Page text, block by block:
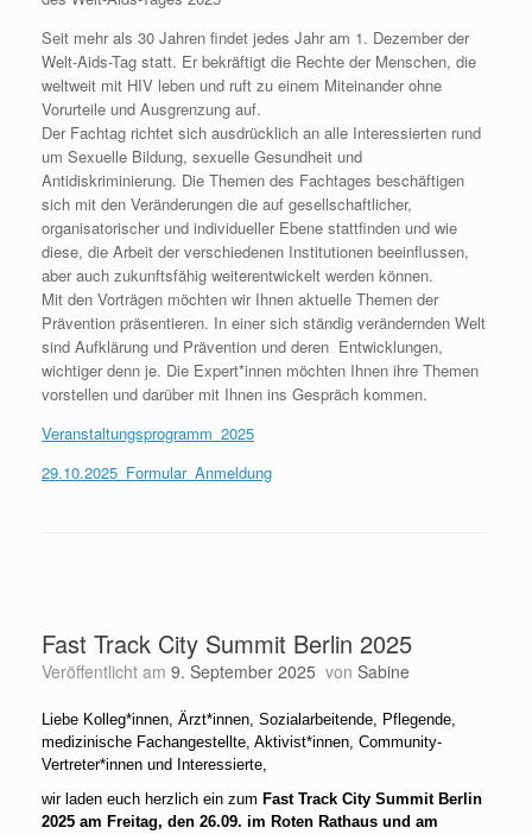
Seit mehr als 30 Jahren findet jedes Jahr am 1. Dezember der
Welt-Aids-Tag statt. Er bekräftigt die Rechte der Menschen, die
weltweit mit HIV leben und ruft zu einem Miteinander ohne
Vorurteile und Ausgrenzung auf.
Der Fachtag richtet sich ausdrücklich an alle Interessierten rund
um Sexuelle Bildung, sexuelle Gesundheit und
Antidiskriminierung. Die Themen des Fachtages beschäftigen
sich mit den Veränderungen die auf gesellschaftlicher,
organisatorischer und individueller Ebene stattfinden und wie
diese, die Arbeit der verschiedenen Institutionen beeinflussen,
aber auch zukunftsfähig weiterentwickelt werden können.
Mit den Vorträgen möchten wir Ihnen aktuelle Themen der
Prävention präsentieren. In einer sich ständig verändernden Welt
sind Aufklärung und Prävention und deren Entwicklungen,
wichtiger denn je. Die Expert*innen möchten Ihnen ihre Themen
vorstellen und darüber mit Ihnen ins Gespräch kommen.
Veranstaltungsprogramm_2025
29.10.2025_Formular_Anmeldung
Fast Track City Summit Berlin 2025
Veröffentlicht am 9. September 2025 von Sabine
Liebe Kolleg*innen, Ärzt*innen, Sozialarbeitende, Pflegende,
medizinische Fachangestellte, Aktivist*innen, Community-
Vertreter*innen und Interessierte,
wir laden euch herzlich ein zum Fast Track City Summit Berlin
2025 am Freitag, den 26.09. im Roten Rathaus und am